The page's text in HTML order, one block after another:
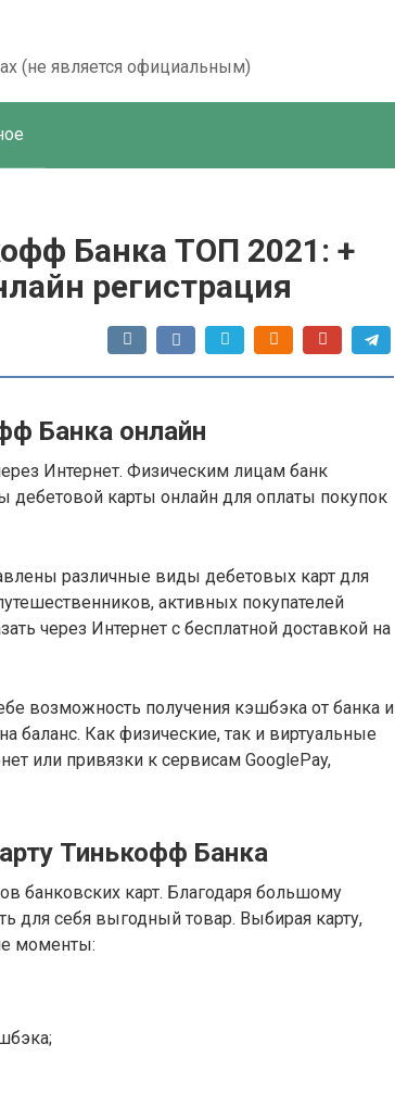
(не является официальным)
Банка ТОП 2021: +
регистрация
Банка онлайн
Интернет. Физическим лицам банк
дебетовой карты онлайн для оплаты покупок
различные виды дебетовых карт для
активных покупателей
через Интернет с бесплатной доставкой на
возможность получения кэшбэка от банка и
баланс. Как физические, так и виртуальные
или привязки к сервисам GooglePay,
Тинькофф Банка
банковских карт. Благодаря большому
для себя выгодный товар. Выбирая карту,
моменты: